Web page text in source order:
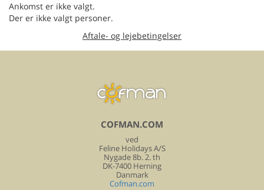
Ankomst er ikke valgt.
Der er ikke valgt personer.
Aftale- og lejebetingelser
COFMAN.COM
ved
Feline Holidays A/S
Nygade 8b. 2. th
DK-7400 Herning
Danmark
Cofman.com